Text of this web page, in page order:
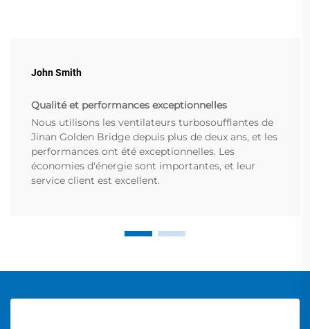
John Smith
Qualité et performances exceptionnelles
Nous utilisons les ventilateurs turbosoufflantes de
Jinan Golden Bridge depuis plus de deux ans, et les
performances ont été exceptionnelles. Les
économies d'énergie sont importantes, et leur
service client est excellent.